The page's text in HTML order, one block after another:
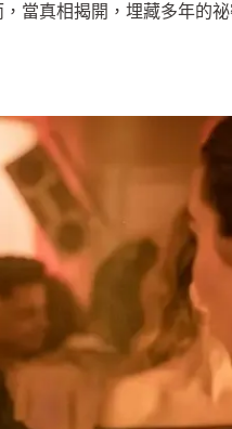
當真相揭開，埋藏多年的